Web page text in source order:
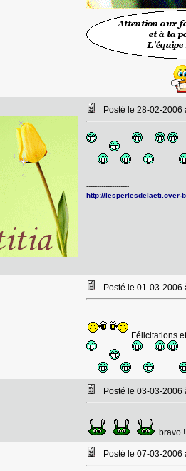
Posté le 28-02-2006
--------------------
http://lesperlesdelaeti.over-
Posté le 01-03-2006
Félicitations
Posté le 03-03-2006
bravo
Posté le 07-03-2006